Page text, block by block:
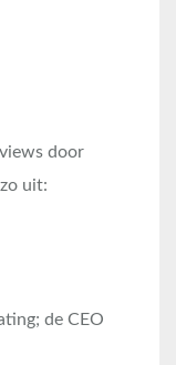
door
uit:
de CEO